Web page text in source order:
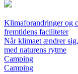
Klimaforandringer og
fremtidens faciliteter
Når klimaet ændrer
med naturens rytme
Camping
Camping